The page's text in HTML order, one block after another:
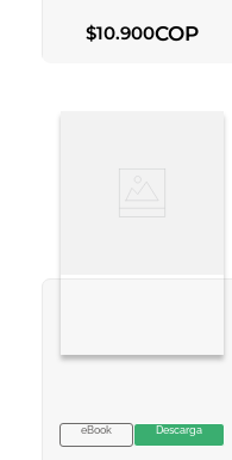
$10.900COP
VER INFORMACION
eBook Descarga